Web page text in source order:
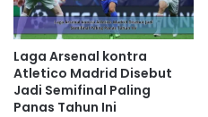
Laga Arsenal kontra
Atletico Madrid Disebut
Jadi Semifinal Paling
Panas Tahun Ini